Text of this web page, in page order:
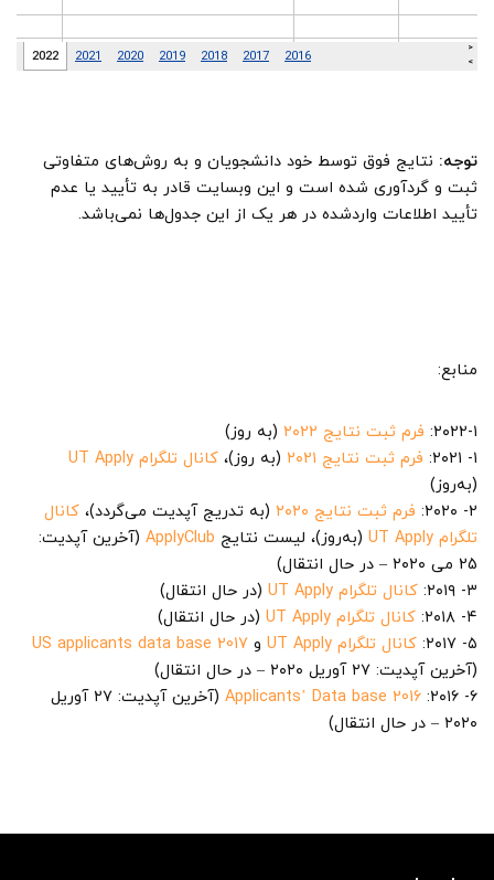
توجه: نتایج فوق توسط خود دانشجویان و به روش‌های متفاوتی
ثبت و گردآوری شده است و این وبسایت قادر به تأیید یا عدم
تأیید اطلاعات واردشده در هر یک از این جدول‌ها نمی‌باشد.
منابع:
۲۰۲۲-۱: فرم ثبت نتایج ۲۰۲۲
(به روز)
۱- ۲۰۲۱:
فرم ثبت نتایج ۲۰۲۱ (به روز)، کانال تلگرام UT Apply
(به‌روز)
۲- ۲۰۲۰:
فرم ثبت نتایج ۲۰۲۰ (به تدریج آپدیت می‌گردد)، کانال
تلگرام UT Apply
(به‌روز)، لیست نتایج ApplyClub (آخرین آپدیت:
25 می ۲۰۲۰ – در حال انتقال)
۳- ۲۰۱۹:
کانال تلگرام UT Apply
(در حال انتقال)
۴- ۲۰۱۸:
کانال تلگرام UT Apply
(در حال انتقال)
۵- ۲۰۱۷:
کانال تلگرام UT Apply و 2017 US applicants data base
(آخرین آپدیت: ۲۷ آوریل ۲۰۲۰ – در حال انتقال)
۶- ۲۰۱۶:
2016 Applicants’ Data base
(آخرین آپدیت: ۲۷ آوریل
۲۰۲۰ – در حال انتقال)